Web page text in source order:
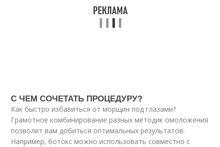
С ЧЕМ СОЧЕТАТЬ ПРОЦЕДУРУ?
Как быстро избавиться от морщин под глазами?
Грамотное комбинирование разных методик омоложения
позволит вам добиться оптимальных результатов.
Например, ботокс можно использовать совместно с